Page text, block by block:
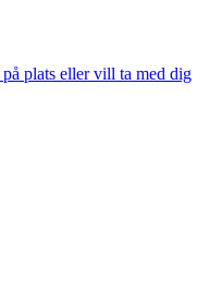
plats eller vill ta med dig